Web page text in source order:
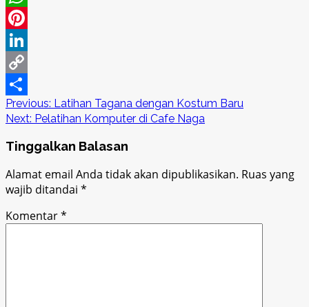
WhatsApp
Pinterest
LinkedIn
Copy
Link
Share
Post
navigation
Previous: Latihan Tagana dengan Kostum Baru
Next: Pelatihan Komputer di Cafe Naga
Tinggalkan Balasan
Alamat email Anda tidak akan dipublikasikan. Ruas yang
wajib ditandai *
Komentar*